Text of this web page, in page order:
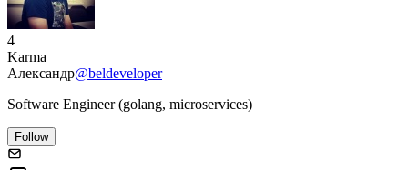
4
Karma
Александр@beldeveloper
Software Engineer (golang, microservices)
Follow